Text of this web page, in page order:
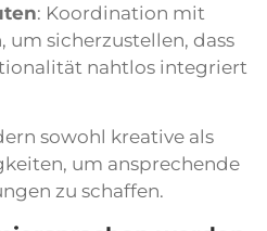
: Koordination mit
sicherzustellen, dass
nahtlos integriert
sowohl kreative als
um ansprechende
zu schaffen.